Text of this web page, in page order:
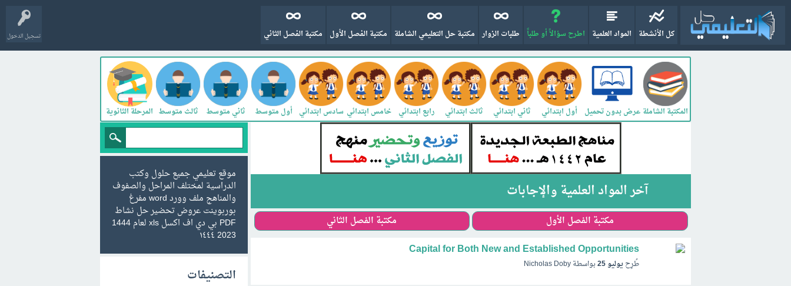
تسجيل الدخول كل الأنشطة المواد العلمية اطرح سؤالاً أو طلباً طلبات الزوار مكتبة حل التعليمي الشاملة مكتبة الفصل الأول مكتبة الفصل الثاني
المكتبة الشاملة عرض بدون تحميل أول ابتدائي ثاني ابتدائي ثالث ابتدائي رابع ابتدائي خامس ابتدائي سادس ابتدائي أول متوسط ثاني متوسط ثالث متوسط المرحلة الثانوية
آخر المواد العلمية والإجابات
مكتبة الفصل الأول مكتبة الفصل الثاني
Capital for Both New and Established Opportunities
طُرِحيوليو 25 بواسطةNicholas Doby
موقع تعليمي جميع حلول وكتب
الدراسية لمختلف المراحل والصفوف
والمناهج ملف وورد word مفرغ
بوربوينت عروض تحضير حل نشاط
PDF بي دي اف اكسل xls لعام 1444
2023 ١٤٤٤
التصنيفات